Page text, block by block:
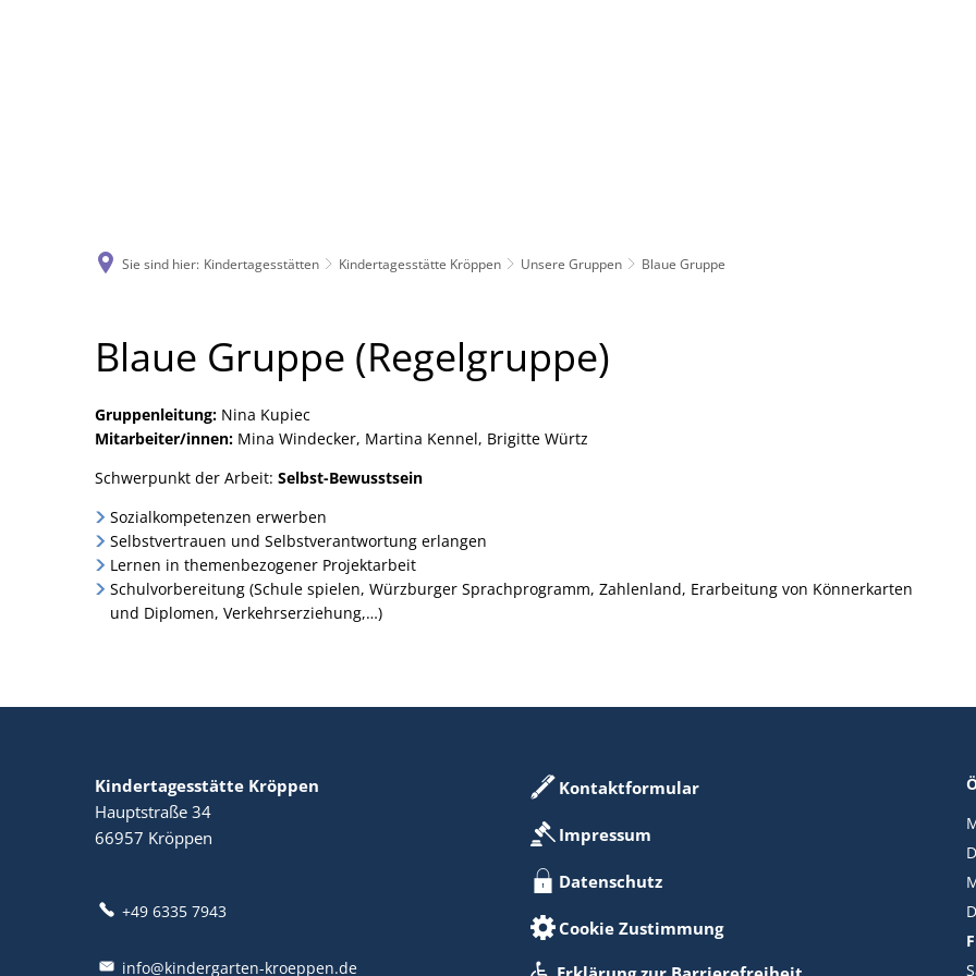
Sie sind hier: Kindertagesstätten Kindertagesstätte Kröppen Unsere Gruppen Blaue Gruppe
Blaue
Gruppe
Blaue Gruppe (Regelgruppe)
Gruppenleitung: Nina Kupiec
Mitarbeiter/innen: Mina Windecker, Martina Kennel, Brigitte Würtz
Schwerpunkt der Arbeit: Selbst-Bewusstsein
Sozialkompetenzen erwerben
Selbstvertrauen und Selbstverantwortung erlangen
Lernen in themenbezogener Projektarbeit
Schulvorbereitung (Schule spielen, Würzburger Sprachprogramm, Zahlenland, Erarbeitung von Könnerkarten
und Diplomen, Verkehrserziehung,…)
Kindertagesstätte Kröppen
Hauptstraße 34
66957 Kröppen
+49 6335 7943
info@kindergarten-kroeppen.de
Kontaktformular
Impressum
Datenschutz
Cookie Zustimmung